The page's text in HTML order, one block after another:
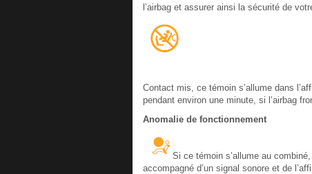
l’airbag et assurer ainsi la sécurité de
Contact mis, ce témoin s’allume dans
pendant environ une minute, si l’airbag
Anomalie de fonctionnement
Si ce témoin s’allume au combiné,
accompagné d’un signal sonore et de